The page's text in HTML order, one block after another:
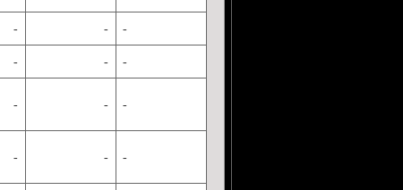
- - -
- - -
- - -
- - -